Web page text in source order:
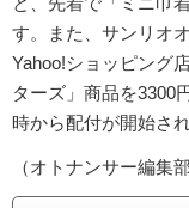
す。また、サンリオ
Yahoo!ショッピング
ターズ」商品を3300
時から配付が開始され
（オトナンサー編集部